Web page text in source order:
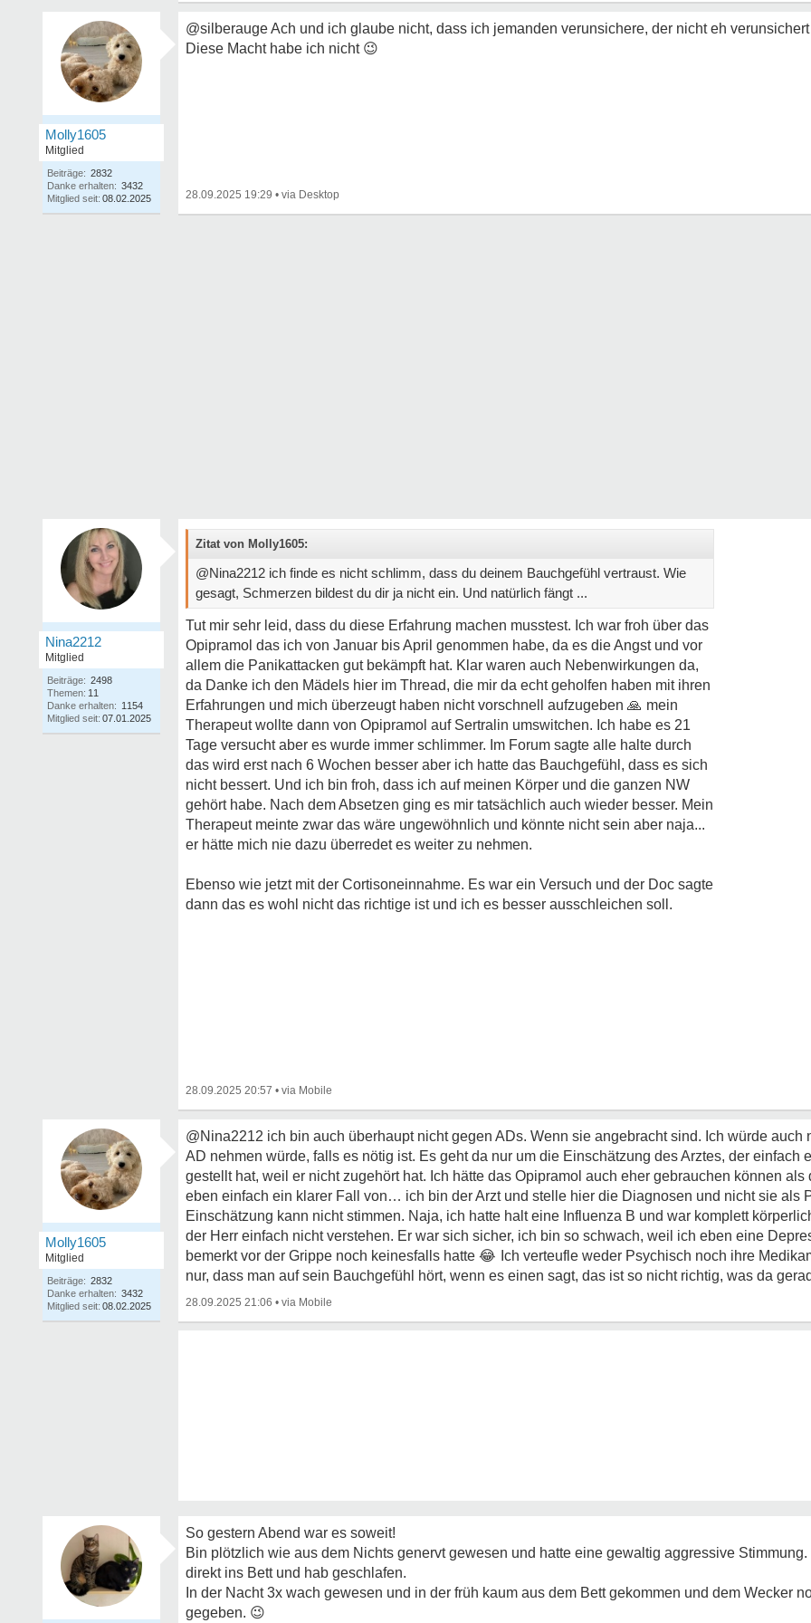
Molly1605
Mitglied
Beiträge: 2832
Danke erhalten: 3432
Mitglied seit: 08.02.2025
@silberauge Ach und ich glaube nicht, dass ich jemanden verunsichere, der nicht eh
Diese Macht habe ich nicht 😉
28.09.2025 19:29 •
Nina2212
Mitglied
Beiträge: 2498
Themen: 11
Danke erhalten: 1154
Mitglied seit: 07.01.2025
Zitat von Molly1605:
@Nina2212 ich finde es nicht schlimm, dass du deinem Bauchgefühl vertraust. Wie
gesagt, Schmerzen bildest du dir ja nicht ein. Und natürlich fängt ...
Tut mir sehr leid, dass du diese Erfahrung machen musstest. Ich war froh über das
Opipramol das ich von Januar bis April genommen habe, da es die Angst und vor
allem die Panikattacken gut bekämpft hat. Klar waren auch Nebenwirkungen da,
da Danke ich den Mädels hier im Thread, die mir da echt geholfen haben mit ihren
Erfahrungen und mich überzeugt haben nicht vorschnell aufzugeben 🙏 mein
Therapeut wollte dann von Opipramol auf Sertralin umswitchen. Ich habe es 21
Tage versucht aber es wurde immer schlimmer. Im Forum sagte alle halte durch
das wird erst nach 6 Wochen besser aber ich hatte das Bauchgefühl, dass es sich
nicht bessert. Und ich bin froh, dass ich auf meinen Körper und die ganzen NW
gehört habe. Nach dem Absetzen ging es mir tatsächlich auch wieder besser. Mein
Therapeut meinte zwar das wäre ungewöhnlich und könnte nicht sein aber naja...
er hätte mich nie dazu überredet es weiter zu nehmen.
Ebenso wie jetzt mit der Cortisoneinnahme. Es war ein Versuch und der Doc sagte
dann das es wohl nicht das richtige ist und ich es besser ausschleichen soll.
28.09.2025 20:57 •
Molly1605
Mitglied
Beiträge: 2832
Danke erhalten: 3432
Mitglied seit: 08.02.2025
@Nina2212 ich bin auch überhaupt nicht gegen ADs. Wenn sie angebracht sind. Ich würde auch
AD nehmen würde, falls es nötig ist. Es geht da nur um die Einschätzung des Arztes, der einfach
gestellt hat, weil er nicht zugehört hat. Ich hätte das Opipramol auch eher gebrauchen können
eben einfach ein klarer Fall von… ich bin der Arzt und stelle hier die Diagnosen und nicht sie als
Einschätzung kann nicht stimmen. Naja, ich hatte halt eine Influenza B und war komplett
der Herr einfach nicht verstehen. Er war sich sicher, ich bin so schwach, weil ich eben eine
bemerkt vor der Grippe noch keinesfalls hatte 😂 Ich verteufle weder Psychisch noch ihre
nur, dass man auf sein Bauchgefühl hört, wenn es einen sagt, das ist so nicht richtig, was da
28.09.2025 21:06 •
So gestern Abend war es soweit!
Bin plötzlich wie aus dem Nichts genervt gewesen und hatte eine gewaltig aggressive
direkt ins Bett und hab geschlafen.
In der Nacht 3x wach gewesen und in der früh kaum aus dem Bett gekommen und dem Wecker
gegeben. 😉